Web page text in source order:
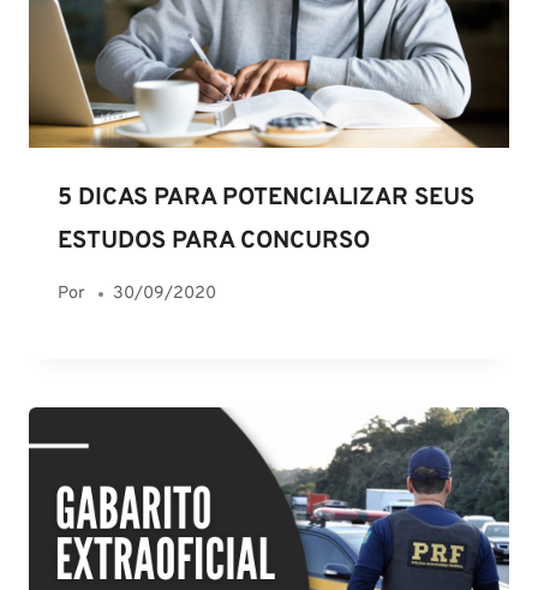
5 DICAS PARA POTENCIALIZAR SEUS
ESTUDOS PARA CONCURSO
Por 30/09/2020